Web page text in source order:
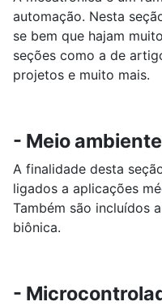
automação. Nesta
se bem que hajam
seções como a de
projetos e muito mais.
- Meio
A finalidade desta
ligados a aplicações
Também são incluídos
biônica.
-